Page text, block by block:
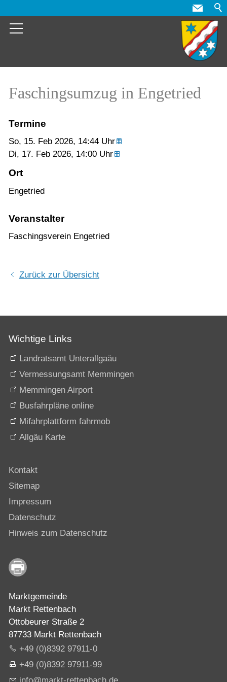
Faschingsumzug in Engetried
Termine
So, 15. Feb 2026, 14:44 Uhr
Di, 17. Feb 2026, 14:00 Uhr
Ort
Engetried
Veranstalter
Faschingsverein Engetried
Zurück zur Übersicht
Wichtige Links
Landratsamt Unterallgaäu
Vermessungsamt Memmingen
Memmingen Airport
Busfahrpläne online
Mifahrplattform fahrmob
Allgäu Karte
Kontakt
Sitemap
Impressum
Datenschutz
Hinweis zum Datenschutz
Marktgemeinde
Markt Rettenbach
Ottobeurer Straße 2
87733 Markt Rettenbach
+49 (0)8392 97911-0
+49 (0)8392 97911-99
nf
m rkt-r tt nb ch d